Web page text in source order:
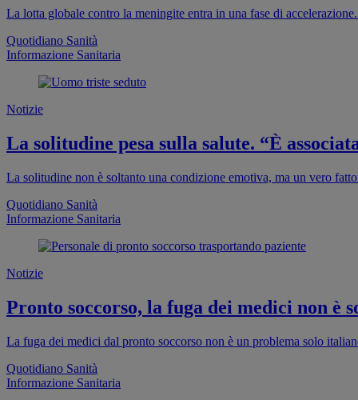
La lotta globale contro la meningite entra in una fase di
Quotidiano Sanità
Informazione Sanitaria
Notizie
La solitudine pesa sulla salute. “È
La solitudine non è soltanto una condizione emotiva, ma un vero
Quotidiano Sanità
Informazione Sanitaria
Notizie
Pronto soccorso, la fuga dei medici non è
La fuga dei medici dal pronto soccorso non è un problema solo
Quotidiano Sanità
Informazione Sanitaria